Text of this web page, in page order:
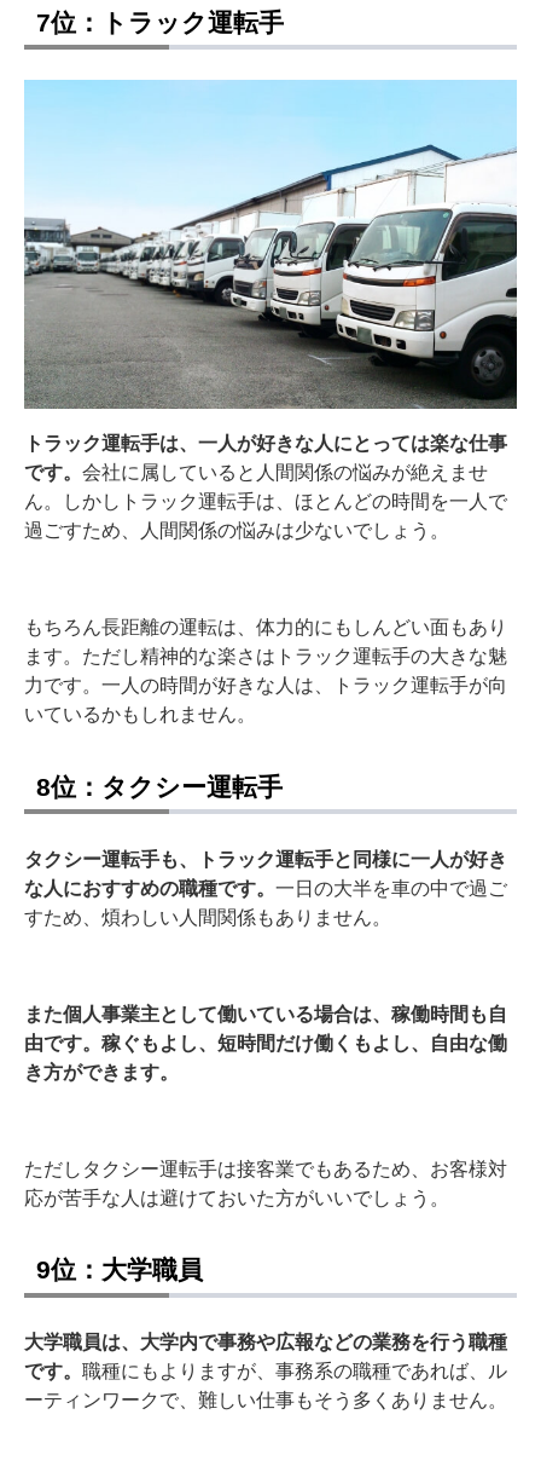
7位：トラック運転手
トラック運転手は、一人が好きな人にとっては楽な仕事
です。 会社に属していると人間関係の悩みが絶えませ
ん。しかしトラック運転手は、ほとんどの時間を一人で
過ごすため、人間関係の悩みは少ないでしょう。
もちろん長距離の運転は、体力的にもしんどい面もあり
ます。ただし精神的な楽さはトラック運転手の大きな魅
力です。一人の時間が好きな人は、トラック運転手が向
いているかもしれません。
8位：タクシー運転手
タクシー運転手も、トラック運転手と同様に一人が好き
な人におすすめの職種です。 一日の大半を車の中で過ご
すため、煩わしい人間関係もありません。
また個人事業主として働いている場合は、稼働時間も自
由です。稼ぐもよし、短時間だけ働くもよし、自由な働
き方ができます。
ただしタクシー運転手は接客業でもあるため、お客様対
応が苦手な人は避けておいた方がいいでしょう。
9位：大学職員
大学職員は、大学内で事務や広報などの業務を行う職種
です。 職種にもよりますが、事務系の職種であれば、ル
ーティンワークで、難しい仕事もそう多くありません。